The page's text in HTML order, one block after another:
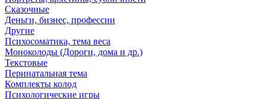
Сказочные
Деньги, бизнес, профессии
Другие
Психосоматика, тема веса
Моноколоды (Дороги, дома и др.)
Текстовые
Перинатальная тема
Комплекты колод
Психологические игры